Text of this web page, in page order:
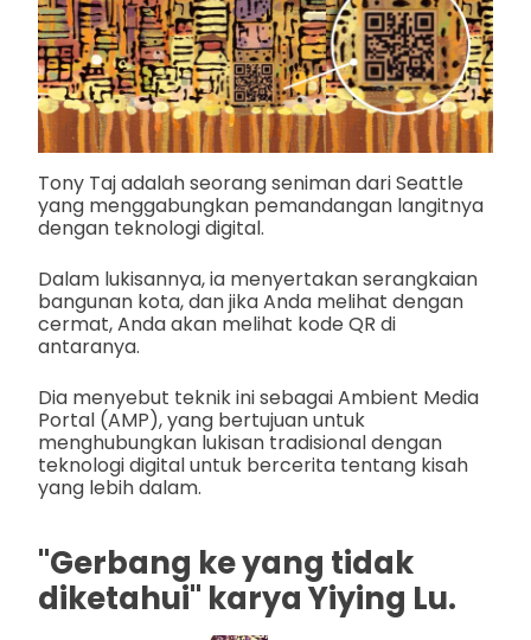
Tony Taj adalah seorang seniman dari Seattle
yang menggabungkan pemandangan langitnya
dengan teknologi digital.
Dalam lukisannya, ia menyertakan serangkaian
bangunan kota, dan jika Anda melihat dengan
cermat, Anda akan melihat kode QR di
antaranya.
Dia menyebut teknik ini sebagai Ambient Media
Portal (AMP), yang bertujuan untuk
menghubungkan lukisan tradisional dengan
teknologi digital untuk bercerita tentang kisah
yang lebih dalam.
"Gerbang ke yang tidak
diketahui" karya Yiying Lu.